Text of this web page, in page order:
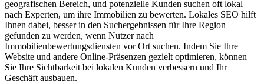
geografischen Bereich, und potenzielle Kunden suchen oft lokal
nach Experten, um ihre Immobilien zu bewerten. Lokales SEO hilft
Ihnen dabei, besser in den Suchergebnissen für Ihre Region
gefunden zu werden, wenn Nutzer nach
Immobilienbewertungsdiensten vor Ort suchen. Indem Sie Ihre
Website und andere Online-Präsenzen gezielt optimieren, können
Sie Ihre Sichtbarkeit bei lokalen Kunden verbessern und Ihr
Geschäft ausbauen.